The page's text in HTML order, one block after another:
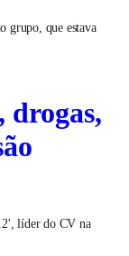
grupo, que estava
drogas,
líder do CV na